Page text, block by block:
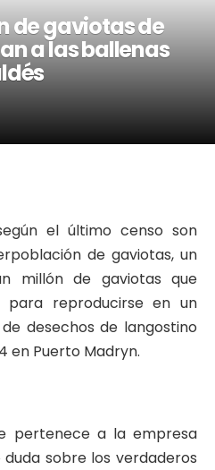
de gaviotas de
a las ballenas
el último censo son
de gaviotas, un
millón de gaviotas que
para reproducirse en un
desechos de langostino
en Puerto Madryn.
pertenece a la empresa
duda sobre los verdaderos